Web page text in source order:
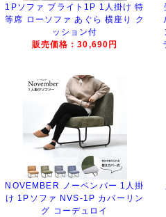
1Pソファ ブライト1P 1人掛け 特
等席 ローソファ あぐら 横座り ク
ッション付
販売価格：30,690円
NOVEMBER ノーベンバー 1人掛
け 1Pソファ NVS-1P カバーリン
グ コーデュロイ